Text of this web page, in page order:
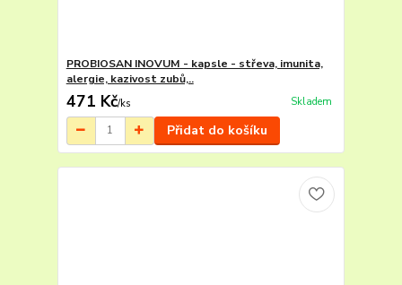
PROBIOSAN INOVUM - kapsle - střeva, imunita,
alergie, kazivost zubů,..
471 Kč/ks Skladem
Přidat do košíku